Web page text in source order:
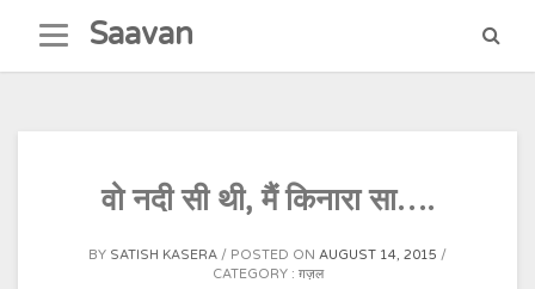
content
Saavan
वो नदी सी थी, मैं किनारा सा….
BY SATISH KASERA POSTED ON AUGUST 14, 2015
CATEGORY : ग़ज़ल